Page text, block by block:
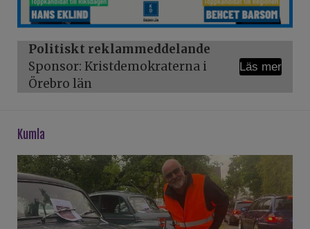
Politiskt reklammeddelande
Sponsor: Kristdemokraterna i
Örebro län
Läs mer
kumla